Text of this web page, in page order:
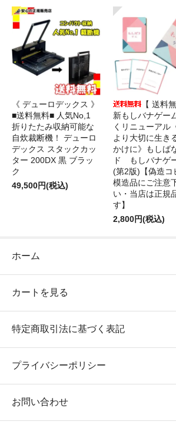
《 デューロデックス 》
■送料無料■ 人気No,1
折りたたみ収納可能な
自炊裁断機！ デューロ
デックス スタックカッ
ター 200DX 黒 ブラッ
ク
49,500円(税込)
【 送料
新もしバナゲー
くリニューアル
より大切に生き
かけに》もしば
ド もしバナゲ
(第2版)【偽造コ
模造品にご注意
い・当店は正規
す】
2,800円(税込)
ホーム
カートを見る
特定商取引法に基づく表記
プライバシーポリシー
お問い合わせ